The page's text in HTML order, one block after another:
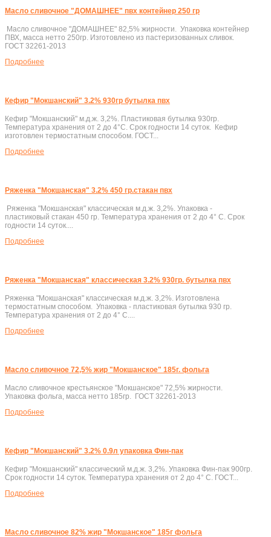
Масло сливочное "ДОМАШНЕЕ" пвх контейнер 250 гр
Масло сливочное "ДОМАШНЕЕ" 82,5% жирности. Упаковка контейнер
ПВХ, масса нетто 250гр. Изготовлено из пастеризованных сливок.
ГОСТ 32261-2013
Подробнеe
Кефир "Мокшанский" 3.2% 930гр бутылка пвх
Кефир "Мокшанский" м.д.ж. 3,2%. Пластиковая бутылка 930гр.
Температура хранения от 2 до 4°C. Срок годности 14 суток. Кефир
изготовлен термостатным способом. ГОСТ...
Подробнеe
Ряженка "Мокшанская" 3.2% 450 гр.стакан пвх
Ряженка "Мокшанская" классическая м.д.ж. 3,2%. Упаковка -
пластиковый стакан 450 гр. Температура хранения от 2 до 4° C. Срок
годности 14 суток....
Подробнеe
Ряженка "Мокшанская" классическая 3.2% 930гр. бутылка пвх
Ряженка "Мокшанская" классическая м.д.ж. 3,2%. Изготовлена
термостатным способом. Упаковка - пластиковая бутылка 930 гр.
Температура хранения от 2 до 4° C....
Подробнеe
Масло сливочное 72,5% жир "Мокшанское" 185г. фольга
Масло сливочное крестьянское "Мокшанское" 72,5% жирности.
Упаковка фольга, масса нетто 185гр. ГОСТ 32261-2013
Подробнеe
Кефир "Мокшанский" 3.2% 0.9л упаковка Фин-пак
Кефир "Мокшанский" классический м.д.ж. 3,2%. Упаковка Фин-пак 900гр.
Срок годности 14 суток. Температура хранения от 2 до 4° C. ГОСТ...
Подробнеe
Масло сливочное 82% жир "Мокшанское" 185г фольга